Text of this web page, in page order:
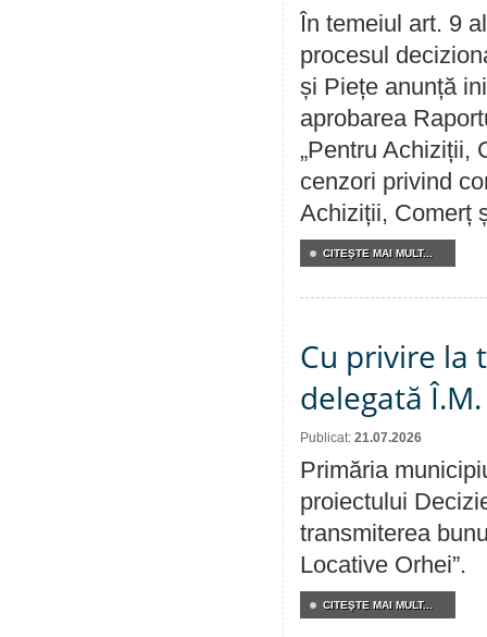
În temeiul art. 9
procesul
și Piețe anunță
aprobarea
„Pentru Achiziții,
cenzori privind
Achiziții, Comerț
CITEŞTE MAI MULT...
Cu privire la
delegată
Publicat: 21.07.2026
Primăria
proiectului
transmiterea
Locative Orhei”.
CITEŞTE MAI MULT...